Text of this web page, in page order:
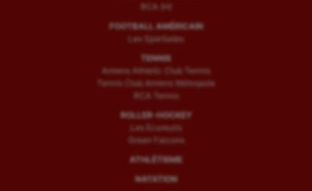
RCA (H)
FOOTBALL AMÉRICAIN
Les Spartiates
TENNIS
Amiens Athletic Club Tennis
Tennis Club Amiens Métropole
RCA Tennis
ROLLER-HOCKEY
Les Ecureuils
Green Falcons
ATHLÉTISME
NATATION